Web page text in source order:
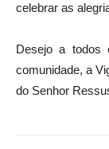
celebrar as
Desejo a todos
comunidade, a
do Senhor